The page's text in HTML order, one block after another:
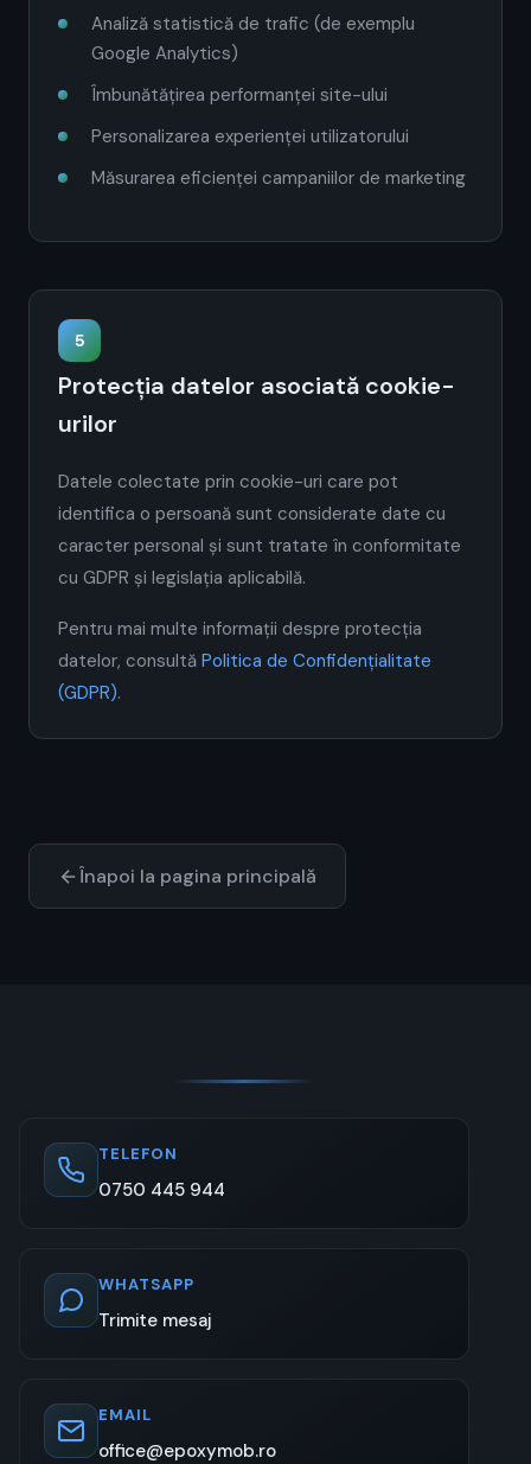
Analiză statistică de trafic (de exemplu
Google Analytics)
Îmbunătățirea performanței site-ului
Personalizarea experienței utilizatorului
Măsurarea eficienței campaniilor de marketing
5
Protecția datelor asociată cookie-
urilor
Datele colectate prin cookie-uri care pot
identifica o persoană sunt considerate date cu
caracter personal și sunt tratate în conformitate
cu GDPR și legislația aplicabilă.
Pentru mai multe informații despre protecția
datelor, consultă Politica de Confidențialitate
(GDPR).
Înapoi la pagina principală
TELEFON
0750 445 944
WHATSAPP
Trimite mesaj
EMAIL
office@epoxymob.ro